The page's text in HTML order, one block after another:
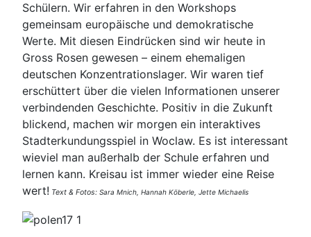
Schülern. Wir erfahren in den Workshops
gemeinsam europäische und demokratische
Werte. Mit diesen Eindrücken sind wir heute in
Gross Rosen gewesen – einem ehemaligen
deutschen Konzentrationslager. Wir waren tief
erschüttert über die vielen Informationen unserer
verbindenden Geschichte. Positiv in die Zukunft
blickend, machen wir morgen ein interaktives
Stadterkundungsspiel in Woclaw. Es ist interessant
wieviel man außerhalb der Schule erfahren und
lernen kann. Kreisau ist immer wieder eine Reise
wert! Text & Fotos: Sara Mnich, Hannah Köberle, Jette Michaelis